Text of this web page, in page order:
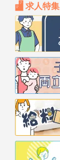
求人特集